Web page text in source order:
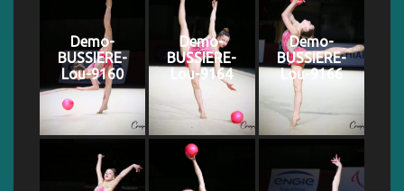
Demo-
BUSSIERE-
Lou-9160
Demo-
BUSSIERE-
Lou-9164
Demo-
BUSSIERE-
Lou-9166